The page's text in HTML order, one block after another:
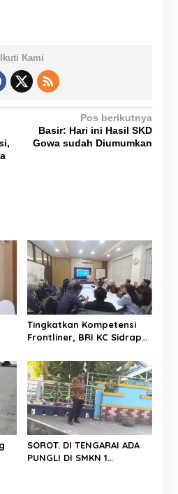
Ikuti Kami
Pos berikutnya
Basir: Hari ini Hasil SKD
Gowa sudah Diumumkan
Tingkatkan Kompetensi
Frontliner, BRI KC Sidrap
Performing CS dan Teller
tahun 2026
SOROT. DI TENGARAI ADA
PUNGLI DI SMKN 1